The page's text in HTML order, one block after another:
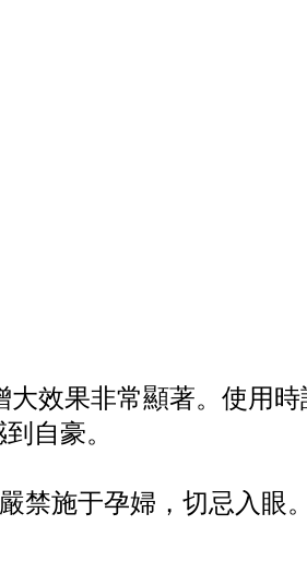
效果非常顯著。使用
自豪。
禁施于孕婦，切忌入眼